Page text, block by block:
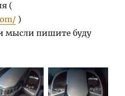
(
)
мысли пишите буду